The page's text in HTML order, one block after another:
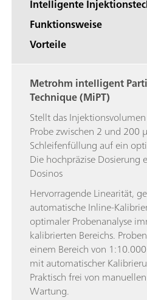
Intelligente
Funktionsweise
Vorteile
Metrohm intelligent
Technique (MiPT)
Stellt das
Probe zwischen 2 und 200
Schleifenfüllung auf ein
Die hochpräzise
Dosinos
Hervorragende Linearität,
automatische Inline-
optimaler Probenanalyse
kalibrierten Bereichs.
einem Bereich von
mit automatischer
Praktisch frei von
Wartung.